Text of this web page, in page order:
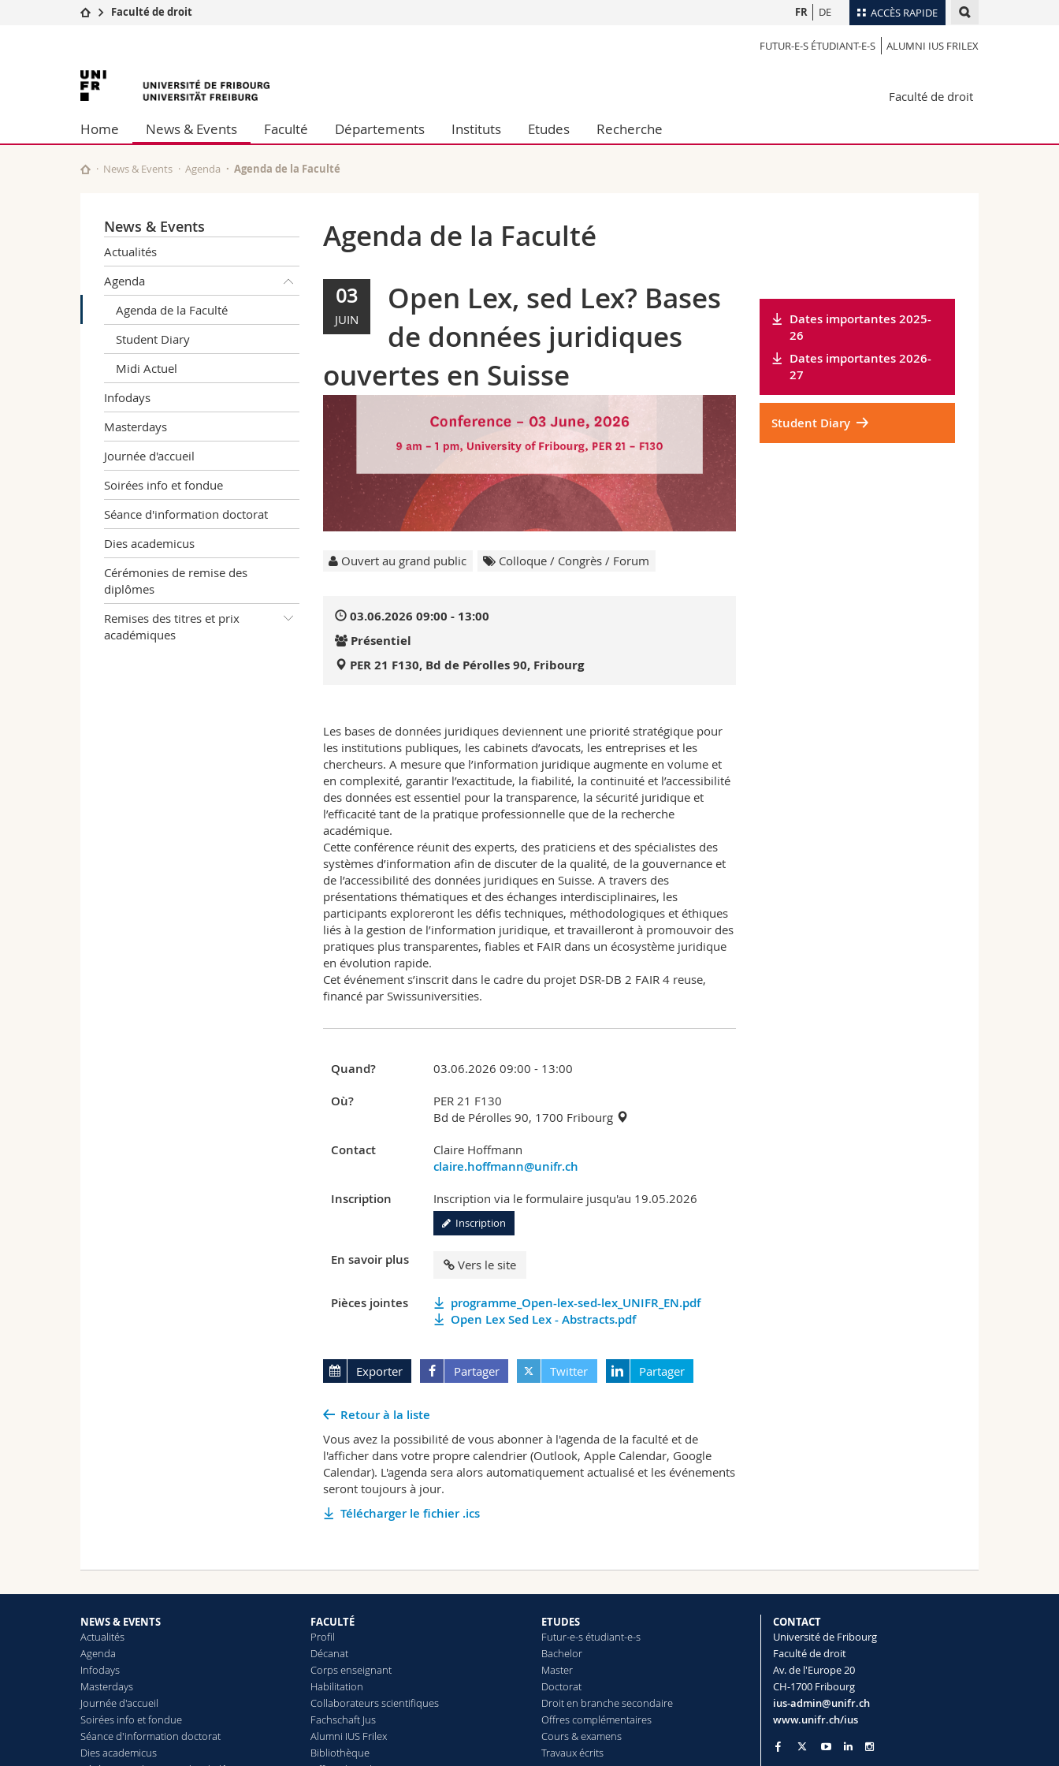
ACCÈS RAPIDE
Etudes
Campus
Université
Formation continue
Lettres et sciences humaines
Sciences de l'éducation et de la formation
Sciences et médecine
Chercheurs
Collaborateurs
Annuaire du personnel
Programme des cours
FR DE
Faculté de droit
FUTUR-E-S ÉTUDIANT-E-S ALUMNI IUS FRILEX
Université
de
Fribourg
Faculté de droit
Home News & Events Faculté Départements Instituts Etudes Recherche
News & Events Agenda Agenda de la Faculté
News & Events
Actualités
Agenda
Agenda de la Faculté
Student Diary
Midi Actuel
Infodays
Masterdays
Journée d'accueil
Soirées info et fondue
Séance d'information doctorat
Dies academicus
Cérémonies de remise des
diplômes
Remises des titres et prix
académiques
Agenda de la Faculté
03
JUIN
Open Lex, sed Lex? Bases
de données juridiques
ouvertes en Suisse
Ouvert au grand public Colloque / Congrès / Forum
03.06.2026 09:00 - 13:00
Présentiel
PER 21 F130, Bd de Pérolles 90, Fribourg
Les bases de données juridiques deviennent une priorité stratégique pour
les institutions publiques, les cabinets d’avocats, les entreprises et les
chercheurs. A mesure que l’information juridique augmente en volume et
en complexité, garantir l’exactitude, la fiabilité, la continuité et l’accessibilité
des données est essentiel pour la transparence, la sécurité juridique et
l’efficacité tant de la pratique professionnelle que de la recherche
académique.
Cette conférence réunit des experts, des praticiens et des spécialistes des
systèmes d’information afin de discuter de la qualité, de la gouvernance et
de l’accessibilité des données juridiques en Suisse. A travers des
présentations thématiques et des échanges interdisciplinaires, les
participants exploreront les défis techniques, méthodologiques et éthiques
liés à la gestion de l’information juridique, et travailleront à promouvoir des
pratiques plus transparentes, fiables et FAIR dans un écosystème juridique
en évolution rapide.
Cet événement s’inscrit dans le cadre du projet DSR‑DB 2 FAIR 4 reuse,
financé par Swissuniversities.
Quand? 03.06.2026 09:00 - 13:00
Où?
PER 21 F130
Bd de Pérolles 90, 1700 Fribourg
Contact Claire Hoffmann
claire.hoffmann@unifr.ch
Inscription
Inscription via le formulaire jusqu'au 19.05.2026
Inscription
En savoir plus Vers le site
Pièces jointes
programme_Open-lex-sed-lex_UNIFR_EN.pdf
Open Lex Sed Lex - Abstracts.pdf
Exporter Partager Twitter Partager
Retour à la liste
Vous avez la possibilité de vous abonner à l'agenda de la faculté et de
l'afficher dans votre propre calendrier (Outlook, Apple Calendar, Google
Calendar). L'agenda sera alors automatiquement actualisé et les événements
seront toujours à jour.
Télécharger le fichier .ics
Dates importantes 2025-
26
Dates importantes 2026-
27
Student Diary
NEWS & EVENTS
Actualités
Agenda
Infodays
Masterdays
Journée d'accueil
Soirées info et fondue
Séance d'information doctorat
Dies academicus
FACULTÉ
Profil
Décanat
Corps enseignant
Habilitation
Collaborateurs scientifiques
Fachschaft Jus
Alumni IUS Frilex
Bibliothèque
ETUDES
Futur-e-s étudiant-e-s
Bachelor
Master
Doctorat
Droit en branche secondaire
Offres complémentaires
Cours & examens
Travaux écrits
CONTACT
Université de Fribourg
Faculté de droit
Av. de l'Europe 20
CH-1700 Fribourg
ius-admin@unifr.ch
www.unifr.ch/ius